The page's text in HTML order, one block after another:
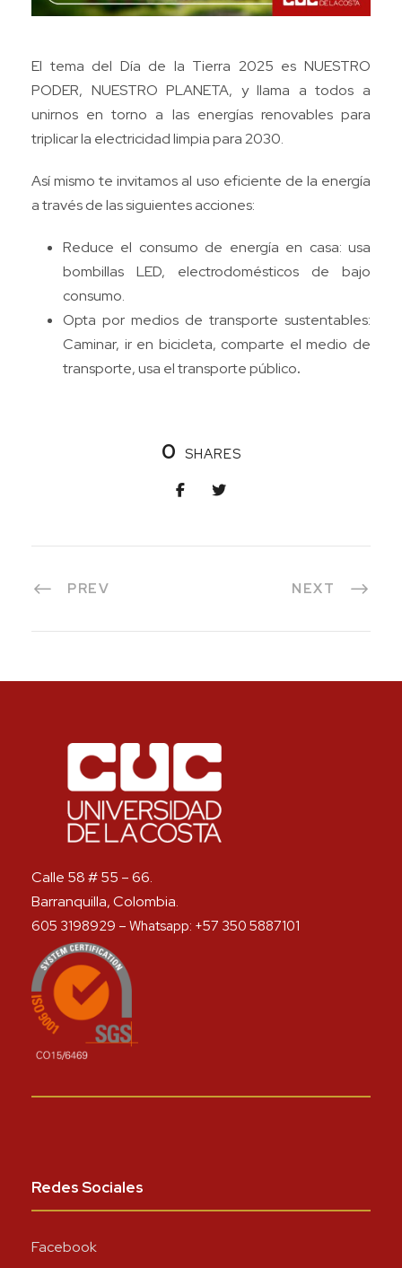
El tema del Día de la Tierra 2025 es NUESTRO
PODER, NUESTRO PLANETA, y llama a todos a
unirnos en torno a las energías renovables para
triplicar la electricidad limpia para 2030.
Así mismo te invitamos al uso eficiente de la energía
a través de las siguientes acciones:
Reduce el consumo de energía en casa: usa
bombillas LED, electrodomésticos de bajo
consumo.
Opta por medios de transporte sustentables:
Caminar, ir en bicicleta, comparte el medio de
transporte, usa el transporte público.
0 SHARES
PREV NEXT
Calle 58 # 55 – 66.
Barranquilla, Colombia.
605 3198929 – Whatsapp: +57 350 5887101
Redes Sociales
Facebook